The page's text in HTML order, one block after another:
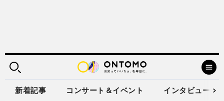
新着記事 コンサート＆イベント インタビュー